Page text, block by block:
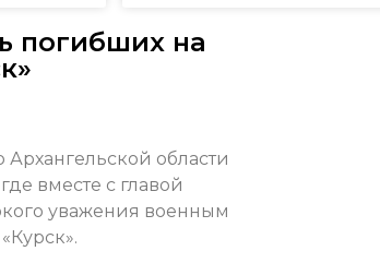
погибших на
области
вместе с главой
уважения военным